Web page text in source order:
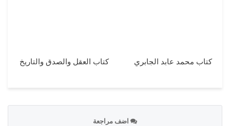
كتاب محمد عابد الجابري كتاب العقل والصدق والتاريخ
اضف مراجعة